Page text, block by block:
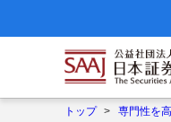
トップ > 専門性を